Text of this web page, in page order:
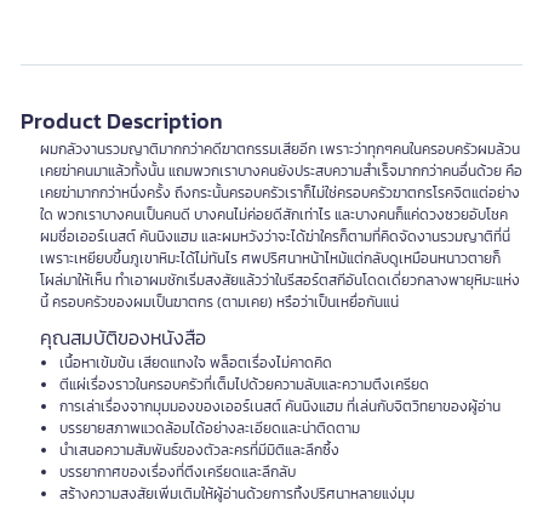
Product Description
ผมกลัวงานรวมญาติมากกว่าคดีฆาตกรรมเสียอีก เพราะว่าทุกๆคนในครอบครัวผมล้วน
เคยฆ่าคนมาแล้วทั้งนั้น แถมพวกเราบางคนยังประสบความสำเร็จมากกว่าคนอื่นด้วย คือ
เคยฆ่ามากกว่าหนึ่งครั้ง ถึงกระนั้นครอบครัวเราก็ไม่ใช่ครอบครัวฆาตกรโรคจิตแต่อย่าง
ใด พวกเราบางคนเป็นคนดี บางคนไม่ค่อยดีสักเท่าไร และบางคนก็แค่ดวงซวยอับโชค
ผมชื่อเออร์เนสต์ คันนิงแฮม และผมหวังว่าจะได้ฆ่าใครก็ตามที่คิดจัดงานรวมญาติที่นี่
เพราะเหยียบขึ้นภูเขาหิมะได้ไม่ทันไร ศพปริศนาหน้าไหม้แต่กลับดูเหมือนหนาวตายก็
โผล่มาให้เห็น ทำเอาผมชักเริ่มสงสัยแล้วว่าในรีสอร์ตสกีอันโดดเดี่ยวกลางพายุหิมะแห่ง
นี้ ครอบครัวของผมเป็นฆาตกร (ตามเคย) หรือว่าเป็นเหยื่อกันแน่
คุณสมบัติของหนังสือ
เนื้อหาเข้มข้น เสียดแทงใจ พล็อตเรื่องไม่คาดคิด
ตีแผ่เรื่องราวในครอบครัวที่เต็มไปด้วยความลับและความตึงเครียด
การเล่าเรื่องจากมุมมองของเออร์เนสต์ คันนิงแฮม ที่เล่นกับจิตวิทยาของผู้อ่าน
บรรยายสภาพแวดล้อมได้อย่างละเอียดและน่าติดตาม
นำเสนอความสัมพันธ์ของตัวละครที่มีมิติและลึกซึ้ง
บรรยากาศของเรื่องที่ตึงเครียดและลึกลับ
สร้างความสงสัยเพิ่มเติมให้ผู้อ่านด้วยการทิ้งปริศนาหลายแง่มุม